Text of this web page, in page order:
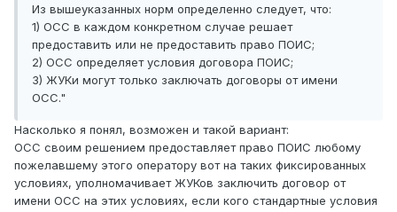
Из вышеуказанных норм определенно следует, что:
1) ОСС в каждом конкретном случае решает
предоставить или не предоставить право ПОИС;
2) ОСС определяет условия договора ПОИС;
3) ЖУКи могут только заключать договоры от имени
ОСС."
Насколько я понял, возможен и такой вариант:
ОСС своим решением предоставляет право ПОИС любому
пожелавшему этого оператору вот на таких фиксированных
условиях, уполномачивает ЖУКов заключить договор от
имени ОСС на этих условиях, если кого стандартные условия